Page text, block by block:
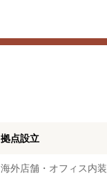
拠点設立
海外店舗・オフィス内装